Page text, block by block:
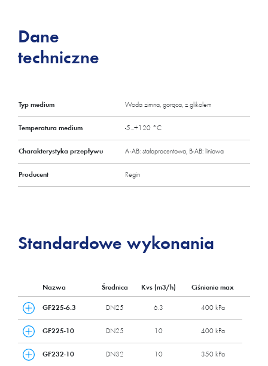
Dane
techniczne
Typ medium Woda zimna, gorąca, z glikolem
Temperatura medium -5...+120 °C
Charakterystyka przepływu A-AB: stałoprocentowa, B-AB: liniowa
Producent Regin
Standardowe wykonania
Nazwa Średnica Kvs (m3/h) Ciśnienie max
GF225-6.3 DN25 6.3 400 kPa
GF225-10 DN25 10 400 kPa
GF232-10 DN32 10 350 kPa